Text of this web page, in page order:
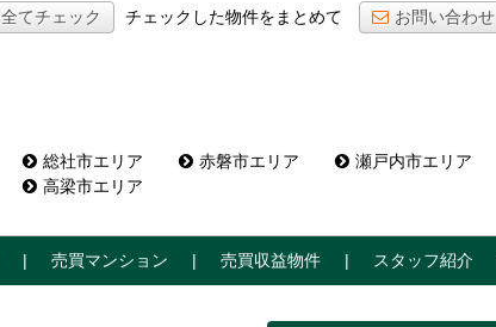
全てチェック チェックした物件をまとめて お問い合わせ
総社市エリア 赤磐市エリア 瀬戸内市エリア
高梁市エリア
売買マンション 売買収益物件 スタッフ紹介